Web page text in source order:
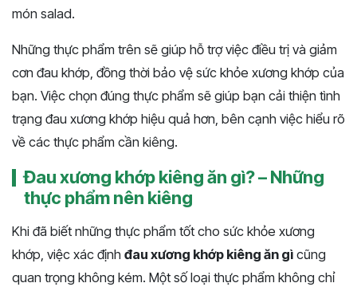
món salad.
Những thực phẩm trên sẽ giúp hỗ trợ việc điều trị và giảm
cơn đau khớp, đồng thời bảo vệ sức khỏe xương khớp của
bạn. Việc chọn đúng thực phẩm sẽ giúp bạn cải thiện tình
trạng đau xương khớp hiệu quả hơn, bên cạnh việc hiểu rõ
về các thực phẩm cần kiêng. ​​
Đau xương khớp kiêng ăn gì? – Những
thực phẩm nên kiêng
Khi đã biết những thực phẩm tốt cho sức khỏe xương
khớp, việc xác định đau xương khớp kiêng ăn gì cũng
quan trọng không kém. Một số loại thực phẩm không chỉ